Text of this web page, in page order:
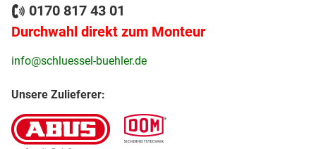
0170 817 43 01
Durchwahl direkt zum Monteur
info@schluessel-buehler.de
Unsere Zulieferer: